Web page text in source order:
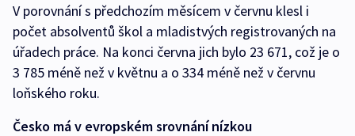
V porovnání s předchozím měsícem v červnu klesl i
počet absolventů škol a mladistvých registrovaných na
úřadech práce. Na konci června jich bylo 23 671, což je o
3 785 méně než v květnu a o 334 méně než v červnu
loňského roku.
Česko má v evropském srovnání nízkou